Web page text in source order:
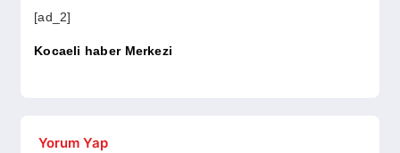
SAĞLIK
[ad_2]
Kocaeli haber Merkezi
Yorum Yap